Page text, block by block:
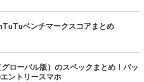
ベンチマークスコアまとめ
ローバル版）のスペックまとめ！バッ
ントリースマホ